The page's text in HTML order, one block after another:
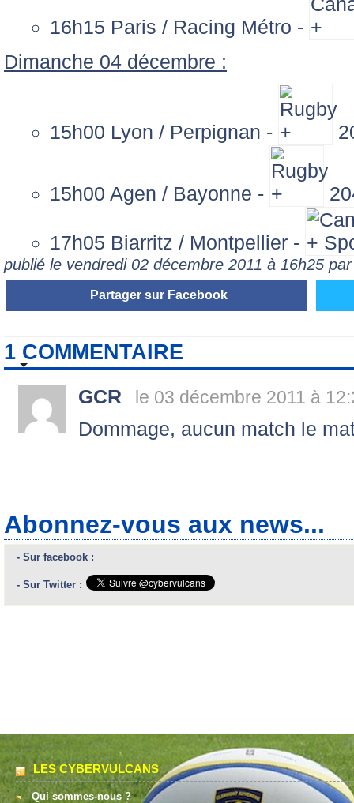
16h15 Paris / Racing Métro -
Dimanche 04 décembre :
15h00 Lyon / Perpignan -
15h00 Agen / Bayonne -
17h05 Biarritz / Montpellier -
publié le vendredi 02 décembre 2011 à 16h25
Partager sur Facebook
1 COMMENTAIRE
GCR le 03 décembre 2011 à
Dommage, aucun match le
Abonnez-vous aux news...
- Sur facebook :
- Sur Twitter :
LES CYBERVULCANS
Qui sommes-nous ?